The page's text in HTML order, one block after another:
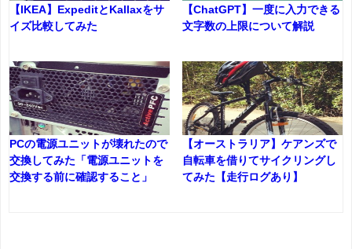
【IKEA】ExpeditとKallaxをサ
イズ比較してみた
【ChatGPT】一度に入力できる
文字数の上限について解説
PCの電源ユニットが壊れたので
交換してみた「電源ユニットを
交換する前に確認すること」
【オーストラリア】ケアンズで
自転車を借りてサイクリングし
てみた【走行ログあり】